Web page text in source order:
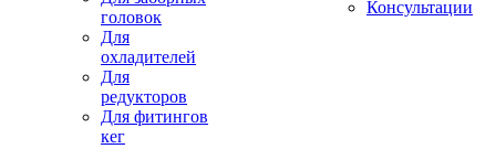
головок
Для
охладителей
Для
редукторов
Для фитингов
кег
Консультации